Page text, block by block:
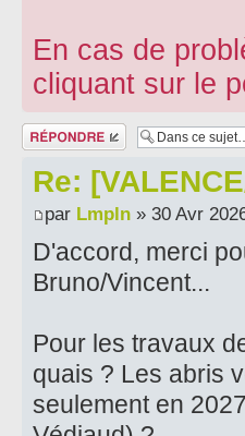
En cas de
cliquant sur le
Répondre
Re:
par Lmpln » 30 Avr
D'accord, merci
Bruno/Vincent...
Pour les travaux
quais ? Les abris
seulement en